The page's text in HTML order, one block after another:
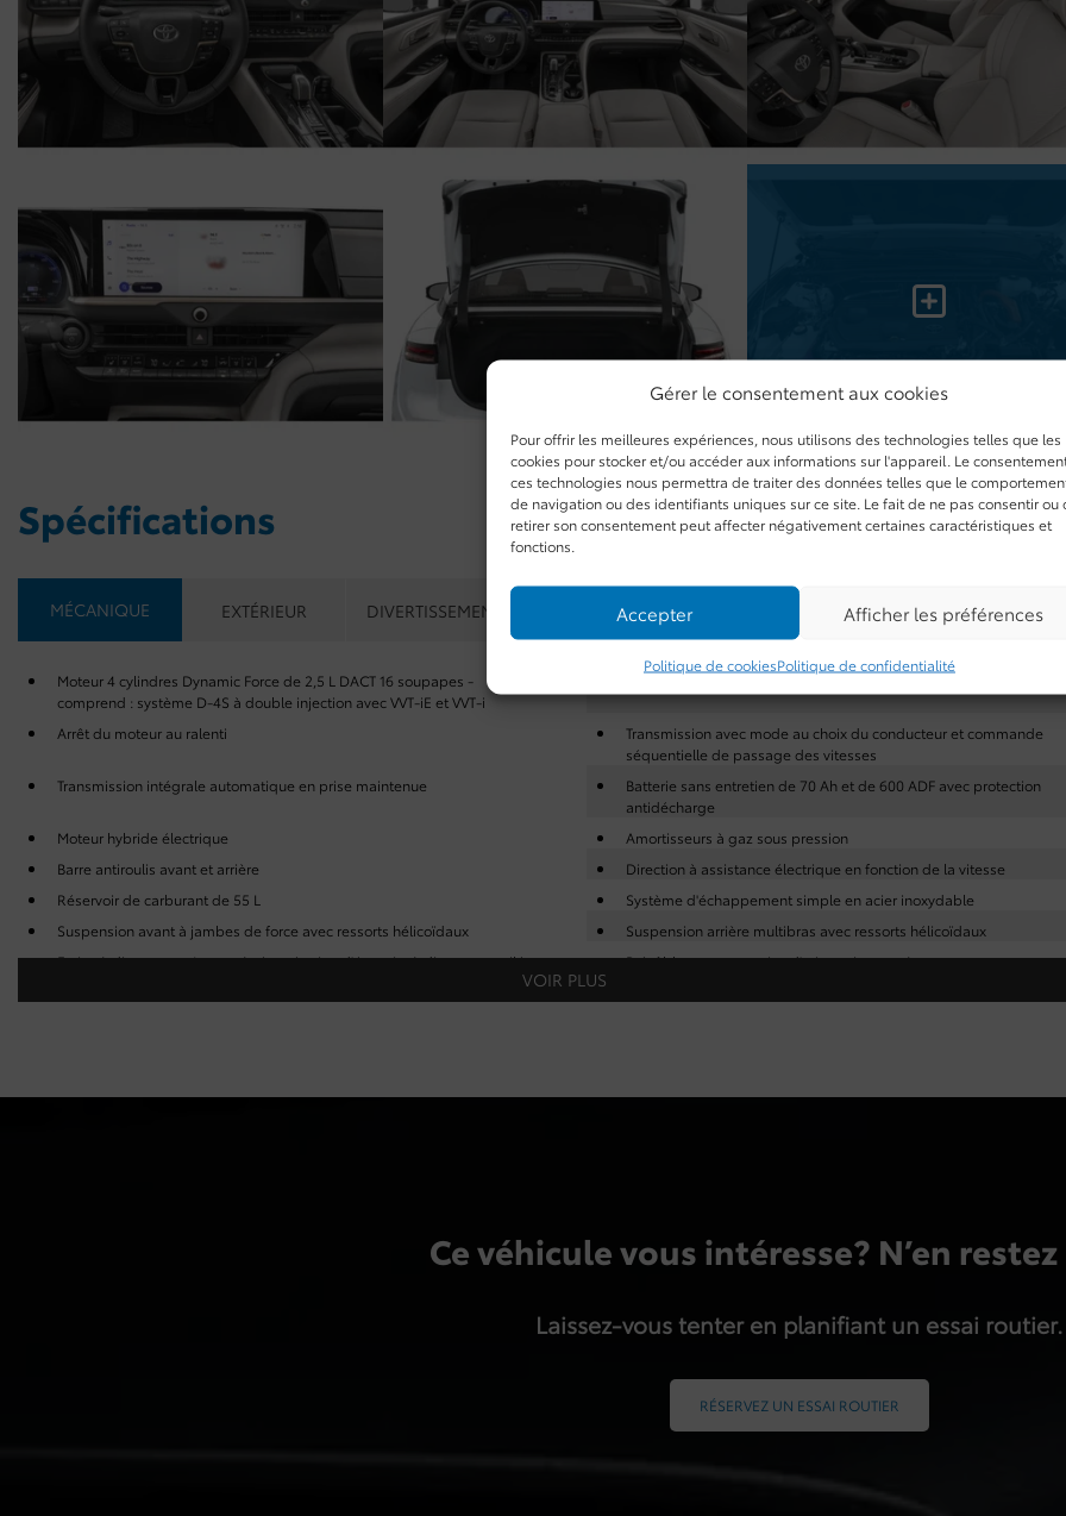
Gérer le consentement aux cookies
Pour offrir les meilleures expériences, nous utilisons des technologies telles que les
cookies pour stocker et/ou accéder aux informations sur l'appareil. Le
ces technologies nous permettra de traiter des données telles que le
de navigation ou des identifiants uniques sur ce site. Le fait de ne pas consentir ou
retirer son consentement peut affecter négativement certaines caractéristiques et
fonctions.
Accepter Afficher les préférences
Politique de cookiesPolitique de confidentialité
Spécifications
MÉCANIQUE EXTÉRIEUR DIVERTISSEMENT INTÉRIEUR
Moteur 4 cylindres Dynamic Force de 2,5 L DACT 16 soupapes -
comprend : système D-4S à double injection avec VVT-iE et VVT-i
Transmission à variation continue à commande électronique
Arrêt du moteur au ralenti
Transmission avec mode au choix du conducteur et commande
séquentielle de passage des vitesses
Transmission intégrale automatique en prise maintenue
Batterie sans entretien de 70 Ah et de 600 ADF avec protection
antidécharge
Moteur hybride électrique
Amortisseurs à gaz sous pression
Barre antiroulis avant et arrière
Direction à assistance électrique en fonction de la vitesse
Réservoir de carburant de 55 L
Système d'échappement simple en acier inoxydable
Suspension avant à jambes de force avec ressorts hélicoïdaux
Suspension arrière multibras avec ressorts hélicoïdaux
Freins à disque aux 4 roues à récupération d'énergie, à disques ventilés
démarrage en côte et frein de stationnement électrique
Précâblage pour service d'orientation pas à pas
VOIR PLUS
Ce véhicule vous intéresse? N’en
Laissez-vous tenter en planifiant un essai routier.
RÉSERVEZ UN ESSAI ROUTIER